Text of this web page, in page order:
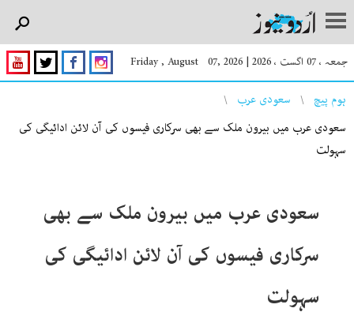
جمعہ ، 07 اگست ، 2026 |
Friday , August 07, 2026
You are here
ہوم پیچ
سعودی عرب
سعودی عرب میں بیرون ملک سے بھی سرکاری فیسوں کی آن لائن ادائیگی کی
سہولت
سعودی عرب میں بیرون ملک سے بھی
سرکاری فیسوں کی آن لائن ادائیگی کی
سہولت